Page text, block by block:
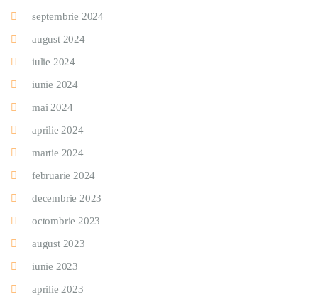
septembrie 2024
august 2024
iulie 2024
iunie 2024
mai 2024
aprilie 2024
martie 2024
februarie 2024
decembrie 2023
octombrie 2023
august 2023
iunie 2023
aprilie 2023